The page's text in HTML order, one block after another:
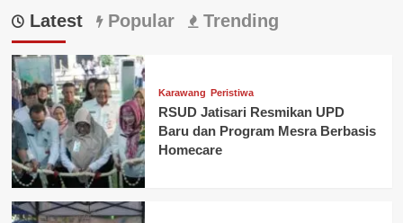
Latest Popular Trending
Karawang Peristiwa
RSUD Jatisari Resmikan UPD
Baru dan Program Mesra Berbasis
Homecare